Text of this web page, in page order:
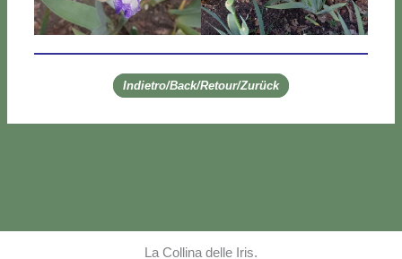
Indietro/Back/Retour/Zurück
La Collina delle Iris.